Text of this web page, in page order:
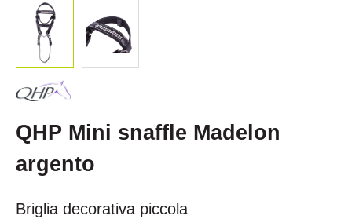
QHP Mini snaffle Madelon
argento
Briglia decorativa piccola